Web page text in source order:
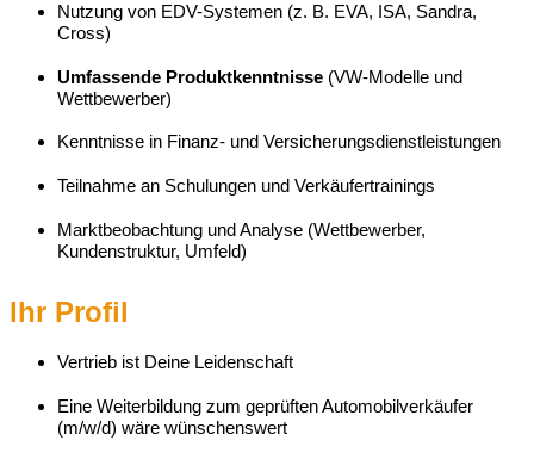
Nutzung von EDV-Systemen (z. B. EVA, ISA, Sandra,
Cross)
Umfassende Produktkenntnisse (VW-Modelle und
Wettbewerber)
Kenntnisse in Finanz- und Versicherungsdienstleistungen
Teilnahme an Schulungen und Verkäufertrainings
Marktbeobachtung und Analyse (Wettbewerber,
Kundenstruktur, Umfeld)
Ihr Profil
Vertrieb ist Deine Leidenschaft
Eine Weiterbildung zum geprüften Automobilverkäufer
(m/w/d) wäre wünschenswert